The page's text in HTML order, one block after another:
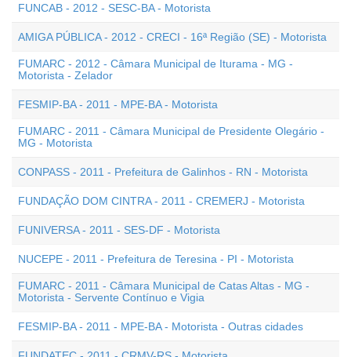
FUNCAB - 2012 - SESC-BA - Motorista
AMIGA PÚBLICA - 2012 - CRECI - 16ª Região (SE) - Motorista
FUMARC - 2012 - Câmara Municipal de Iturama - MG -
Motorista - Zelador
FESMIP-BA - 2011 - MPE-BA - Motorista
FUMARC - 2011 - Câmara Municipal de Presidente Olegário -
MG - Motorista
CONPASS - 2011 - Prefeitura de Galinhos - RN - Motorista
FUNDAÇÃO DOM CINTRA - 2011 - CREMERJ - Motorista
FUNIVERSA - 2011 - SES-DF - Motorista
NUCEPE - 2011 - Prefeitura de Teresina - PI - Motorista
FUMARC - 2011 - Câmara Municipal de Catas Altas - MG -
Motorista - Servente Contínuo e Vigia
FESMIP-BA - 2011 - MPE-BA - Motorista - Outras cidades